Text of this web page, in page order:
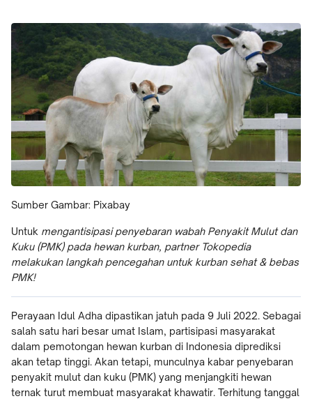
Sumber Gambar: Pixabay
Untuk mengantisipasi penyebaran wabah Penyakit Mulut dan
Kuku (PMK) pada hewan kurban, partner Tokopedia
melakukan langkah pencegahan untuk kurban sehat & bebas
PMK!
Perayaan Idul Adha dipastikan jatuh pada 9 Juli 2022. Sebagai
salah satu hari besar umat Islam, partisipasi masyarakat
dalam pemotongan hewan kurban di Indonesia diprediksi
akan tetap tinggi. Akan tetapi, munculnya kabar penyebaran
penyakit mulut dan kuku (PMK) yang menjangkiti hewan
ternak turut membuat masyarakat khawatir. Terhitung tanggal